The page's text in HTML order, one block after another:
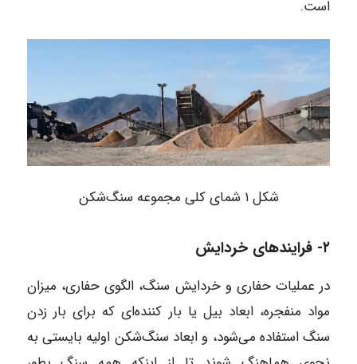
است.
شکل ۱ شمای کلی مجموعه سنگ‌شکن
۲- فرایندهای خردایش
در عملیات حفاری و خردایش سنگ، الگوی حفاری، میزان
مواد منفجره، ابعاد بیل یا بار کننده‌ای که برای بار زدن
سنگ استفاده می‌شود، و ابعاد سنگ‌شکن اولیه بایستی به